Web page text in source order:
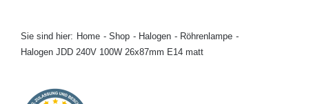
Kontakt
Onlineshop
Sie sind hier: Home Shop Halogen
Röhrenlampe
Halogen JDD 240V 100W 26x87mm E14 matt